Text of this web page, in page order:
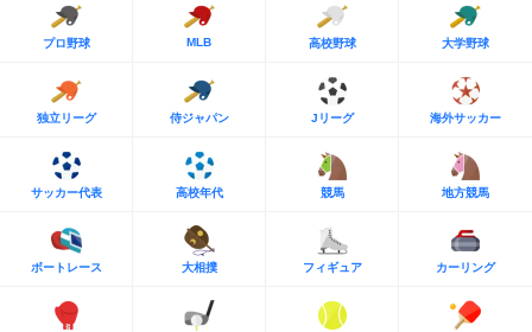
プロ野球 MLB 高校野球 大学野球
独立リーグ 侍ジャパン Jリーグ 海外サッカー
サッカー代表 高校年代 競馬 地方競馬
ボートレース 大相撲 フィギュア カーリング